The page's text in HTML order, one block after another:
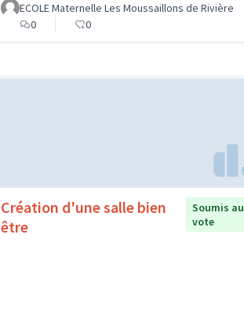
ECOLE Maternelle Les Moussaillons de Rivière
0
0
Création d'une salle bien
être
Soumis au
vote